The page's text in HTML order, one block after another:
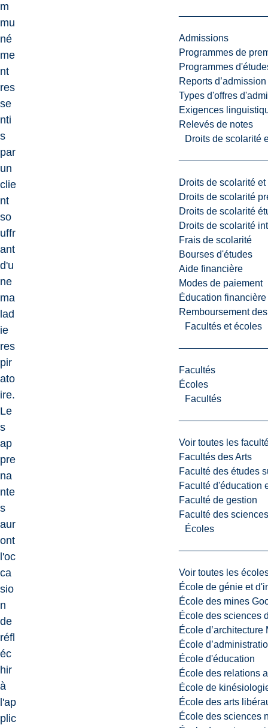
Admissions
Programmes de
Programmes
Reports d’admission
Types d'offres
Exigences
Relevés de notes
Droits de scolarité
Droits de scolarité
Droits de scolarité
Droits de scolarité
Droits de scolarité
Frais de scolarité
Bourses d'études
Aide financière
Modes de paiement
Éducation financière
Remboursement
Facultés et écoles
Facultés
Écoles
Facultés
Voir toutes les
Facultés des Arts
Faculté des études
Faculté d'éducation
Faculté de gestion
Faculté des
Écoles
Voir toutes les
École de génie et
École des mines
École des sciences
École d’architecture
École
École d'éducation
École des relations
École de
École des arts
École des sciences
m
mu
né
me
nt
res
se
nti
s
par
un
clie
nt
so
uffr
ant
d'u
ne
ma
lad
ie
res
pir
ato
ire.
Le
s
ap
pre
na
nte
s
aur
ont
l'oc
ca
sio
n
de
réfl
éc
hir
à
l'ap
plic